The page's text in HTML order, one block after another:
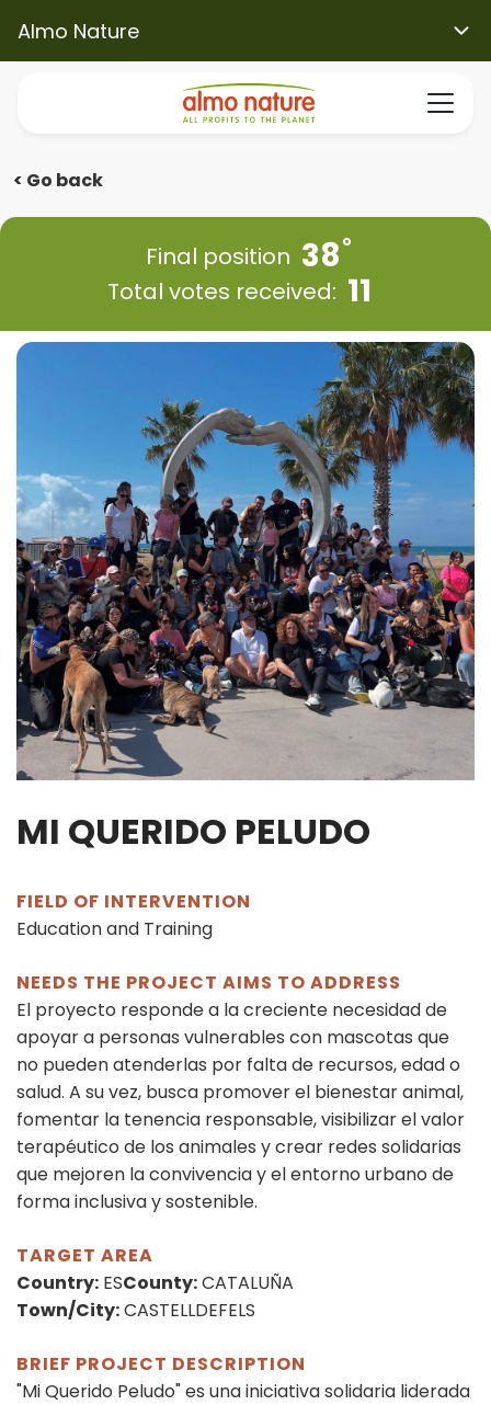
Almo Nature
< Go back
Final position 38
Total votes received: 11
MI QUERIDO PELUDO
FIELD OF INTERVENTION
Education and Training
NEEDS THE PROJECT AIMS TO ADDRESS
El proyecto responde a la creciente necesidad de
apoyar a personas vulnerables con mascotas que
no pueden atenderlas por falta de recursos, edad o
salud. A su vez, busca promover el bienestar animal,
fomentar la tenencia responsable, visibilizar el valor
terapéutico de los animales y crear redes solidarias
que mejoren la convivencia y el entorno urbano de
forma inclusiva y sostenible.
TARGET AREA
Country: ESCounty:CATALUÑA
Town/City:CASTELLDEFELS
BRIEF PROJECT DESCRIPTION
"Mi Querido Peludo" es una iniciativa solidaria liderada